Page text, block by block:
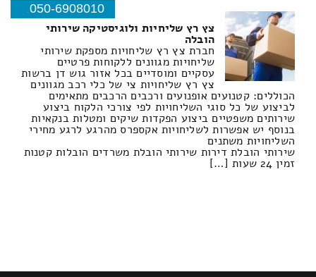
050-6908010
צץ רץ שליחיות ולוגיסטיקה שירותי
הובלה
חברת צץ רץ שליחויות מספקת שירותי
שליחויות מגוונים ללקוחות פרטיים
עסקיים ומוסדיים בכל אזור גוש דן ברשות
צץ רץ שליחויות צי של כלי רכב מגוונים
הכוללים: קטנועים אופנועים ורכבים הרכבים מתאימים
לביצוע של כל סוגי השליחויות לפי צורכי הלקוח ביצוע
שירותים משפטיים ביצוע הפקדות שיקים ומטלות בנקאיות
בנוסף יש אפשרות לשליחויות אקספרס מהרגע לרגע מחירי
השליחויות משתנים
שירותי הובלת דירות שירותי הובלת משרדים הובלות קטנות
זמין 24 שעות […]